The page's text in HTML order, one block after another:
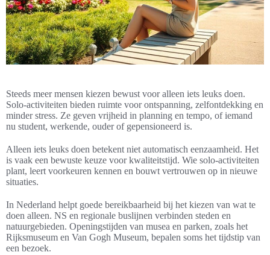
Steeds meer mensen kiezen bewust voor alleen iets leuks doen.
Solo-activiteiten bieden ruimte voor ontspanning, zelfontdekking en
minder stress. Ze geven vrijheid in planning en tempo, of iemand
nu student, werkende, ouder of gepensioneerd is.
Alleen iets leuks doen betekent niet automatisch eenzaamheid. Het
is vaak een bewuste keuze voor kwaliteitstijd. Wie solo-activiteiten
plant, leert voorkeuren kennen en bouwt vertrouwen op in nieuwe
situaties.
In Nederland helpt goede bereikbaarheid bij het kiezen van wat te
doen alleen. NS en regionale buslijnen verbinden steden en
natuurgebieden. Openingstijden van musea en parken, zoals het
Rijksmuseum en Van Gogh Museum, bepalen soms het tijdstip van
een bezoek.